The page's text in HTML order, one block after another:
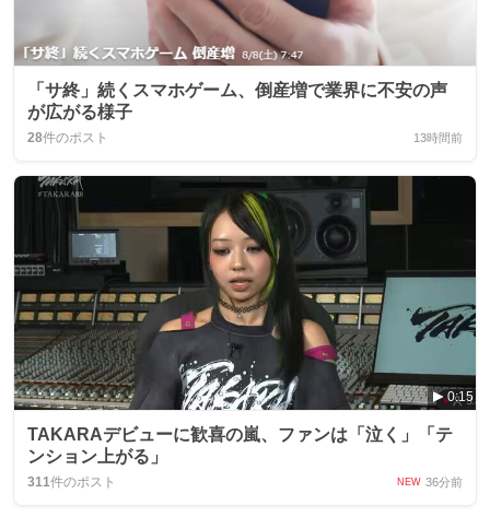
「サ終」続くスマホゲーム、倒産増で業界に不安の声
が広がる様子
28件のポスト 13時間前
0:15
TAKARAデビューに歓喜の嵐、ファンは「泣く」「テ
ンション上がる」
311件のポスト NEW 36分前